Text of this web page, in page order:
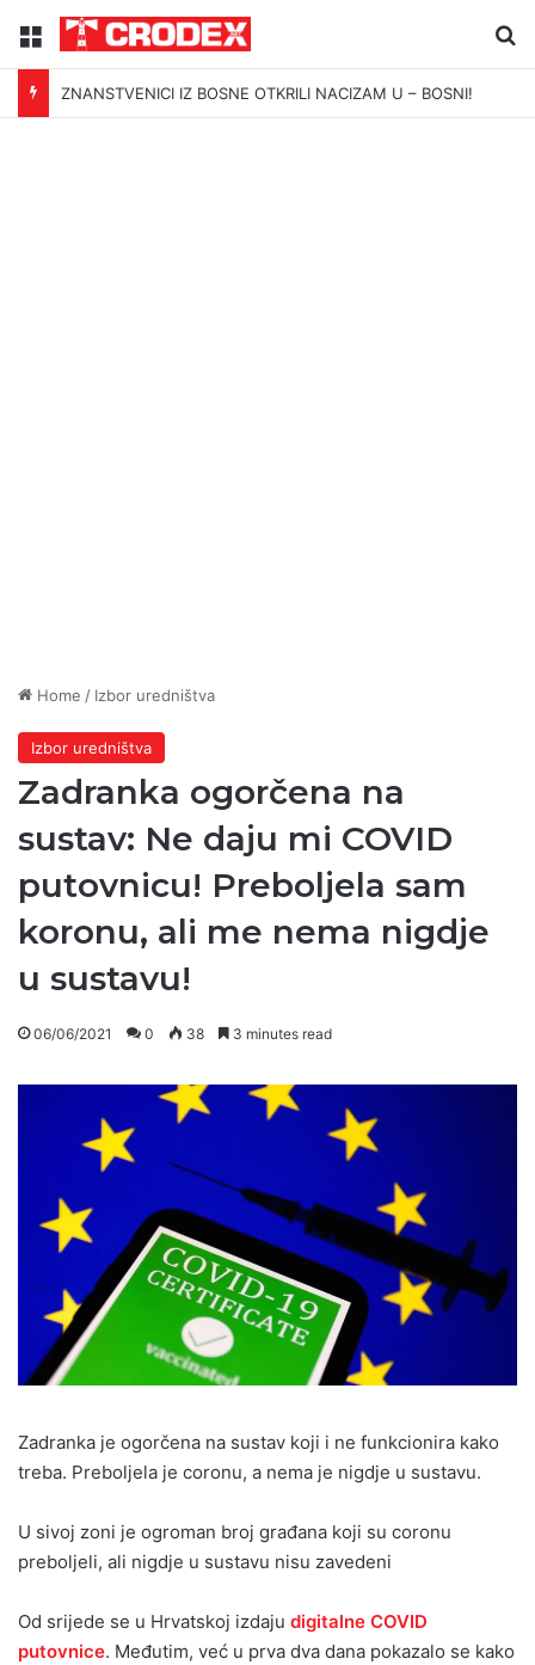
Menu
ZNANSTVENICI IZ BOSNE OTKRILI NACIZAM U – BOSNI!
Home / Izbor uredništva
Izbor uredništva
Zadranka ogorčena na
sustav: Ne daju mi COVID
putovnicu! Preboljela sam
koronu, ali me nema nigdje
u sustavu!
06/06/2021 0 38 3 minutes read
Zadranka je ogorčena na sustav koji i ne funkcionira kako
treba. Preboljela je coronu, a nema je nigdje u sustavu.
U sivoj zoni je ogroman broj građana koji su coronu
preboljeli, ali nigdje u sustavu nisu zavedeni
Od srijede se u Hrvatskoj izdaju digitalne COVID
putovnice. Međutim, već u prva dva dana pokazalo se kako